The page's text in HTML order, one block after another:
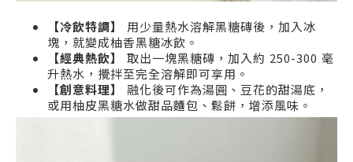
【冷飲特調】
用少量熱水溶解黑糖磚後，加入冰
塊，就變成柚香黑糖冰飲。
【經典熱飲】
取出一塊黑糖磚，加入約 250-300 毫
升熱水，攪拌至完全溶解即可享用。
【創意料理】
融化後可作為湯圓、豆花的甜湯底，
或用柚皮黑糖水做甜品麵包、鬆餅，增添風味。